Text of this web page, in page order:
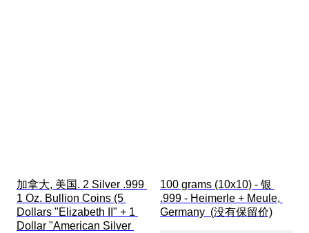
加拿大, 美国. 2 Silver .999
1 Oz. Bullion Coins (5
Dollars "Elizabeth II" + 1
Dollar "American Silver
100 grams (10x10) - 银
.999 - Heimerle + Meule,
Germany  (没有保留价)